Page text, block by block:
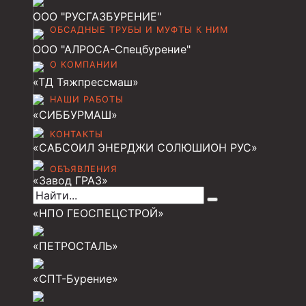
ОБСАДНЫЕ ТРУБЫ И МУФТЫ К НИМ
О КОМПАНИИ
НАШИ РАБОТЫ
КОНТАКТЫ
ОБЪЯВЛЕНИЯ
Муфта НКТ 102
Муфта НКТ 89
Муфта НКТ 73
Муфта НКВ 73
Муфта НКВ 60
Муфта НКТ 60
Муфта НКВ 89
Муфта НКТ 48
Муфта НКТ 33
Обсадные трубы и муфты к ним
ГОСТ 31446-2017
ООО "РУСГАЗБУРЕНИЕ"
ООО "АЛРОСА-Спецбурение"
«ТД Тяжпрессмаш»
«СИББУРМАШ»
«САБСОИЛ ЭНЕРДЖИ СОЛЮШИОН РУС»
«Завод ГРАЗ»
«НПО ГЕОСПЕЦСТРОЙ»
«ПЕТРОСТАЛЬ»
«СПТ-Бурение»